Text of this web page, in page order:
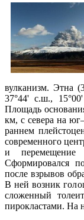
вулканизм. Этна
37°44' с.ш.,
Площадь
км, с севера на
раннем
современного
и перемещение
Сформировался
после взрывов
В ней возник
сложенный
пирокластами. На